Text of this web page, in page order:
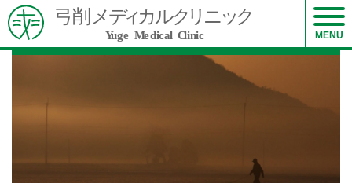
MENU
訪問リハビリテーション
Visit Rehabilitation